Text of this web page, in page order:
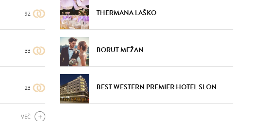
92
33
23
VEČ
THERMANA LAŠKO
BORUT MEŽAN
BEST WESTERN PREMIER HOTEL SLON